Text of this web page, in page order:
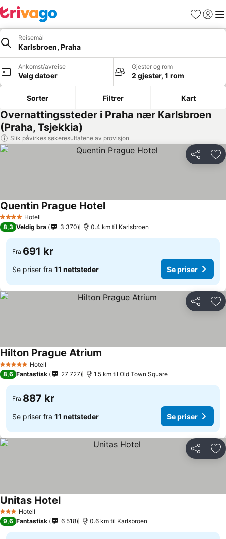
Favoritter
Logg
Reisemål
Karlsbroen, Praha
Ankomst/avreise
Velg datoer
Gjester og rom
2 gjester, 1 rom
Sorter Filtrer Kart
Overnattingssteder i Praha nær Karlsbroen
(Praha, Tsjekkia)
Slik påvirkes søkeresultatene av provisjon
Del
4 StjernerHotell
Quentin Prague HotelSe priser
8,3 Veldig bra 3 370 0.4 km til Karlsbroen
Fra 691 kr
Se priser fra 11 nettsteder Se priser
Del
5 Stjerner Hotell
Hilton Prague Atrium
8,6 Fantastisk 27 727 1.5 km til Old Town Square
Fra 887 kr
Se priser fra 11 nettsteder Se priser
Del
3 StjernerHotell
Unitas HotelSe priser
9,6 Fantastisk 6 518 0.6 km til Karlsbroen